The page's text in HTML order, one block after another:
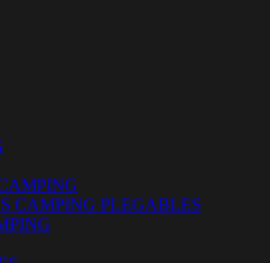
CAMPING PLEGABLES